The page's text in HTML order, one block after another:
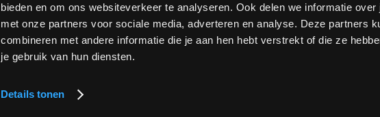
bieden en om ons websiteverkeer te analyseren. Ook delen we informatie
met onze partners voor sociale media, adverteren en analyse. Deze partners
combineren met andere informatie die je aan hen hebt verstrekt of die ze
je gebruik van hun diensten.
Details tonen